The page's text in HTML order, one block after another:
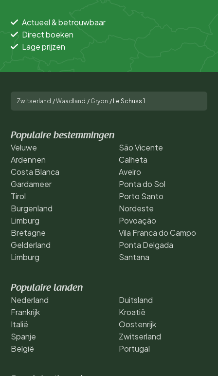
Actueel & betrouwbaar
Direct boeken
Lage prijzen
Zwitserland /Waadland / Gryon / Le Schuss 1
Populaire bestemmingen
Veluwe
Ardennen
Costa Blanca
Gardameer
Tirol
Burgenland
Limburg
Bretagne
Gelderland
Limburg
São Vicente
Calheta
Aveiro
Ponta do Sol
Porto Santo
Nordeste
Povoação
Vila Franca do Campo
Ponta Delgada
Santana
Populaire landen
Nederland
Frankrijk
Italië
Spanje
België
Duitsland
Kroatië
Oostenrijk
Zwitserland
Portugal